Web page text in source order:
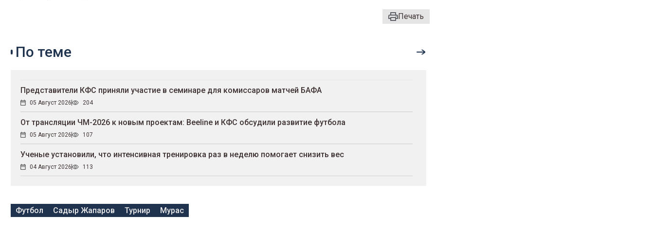
Печать
По теме
Представители КФС приняли участие в семинаре для комиссаров матчей БАФА
05 Август 2026 204
От трансляции ЧМ-2026 к новым проектам: Beeline и КФС обсудили развитие футбола
05 Август 2026 107
Ученые установили, что интенсивная тренировка раз в неделю помогает снизить вес
04 Август 2026 113
Футбол Садыр Жапаров Турнир Мурас